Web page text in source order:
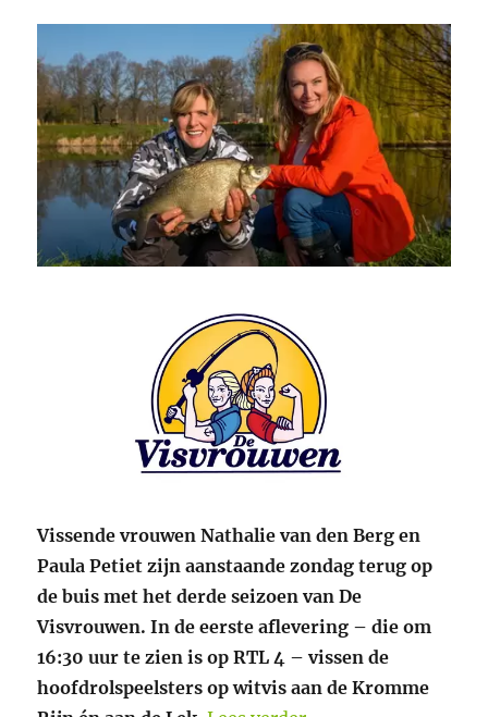
Vissende vrouwen Nathalie van den Berg en
Paula Petiet zijn aanstaande zondag terug op
de buis met het derde seizoen van De
Visvrouwen. In de eerste aflevering – die om
16:30 uur te zien is op RTL 4 – vissen de
hoofdrolspeelsters op witvis aan de Kromme